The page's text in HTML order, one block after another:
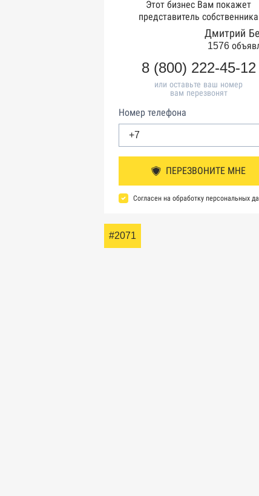
Этот бизнес Вам покажет
представитель собственника
Дмитрий
1576
8 (800) 222-45-12
или оставьте ваш номер
вам перезвонят
Номер телефона
ПЕРЕЗВОНИТЕ МНЕ
Согласен на обработку персональных
#2071